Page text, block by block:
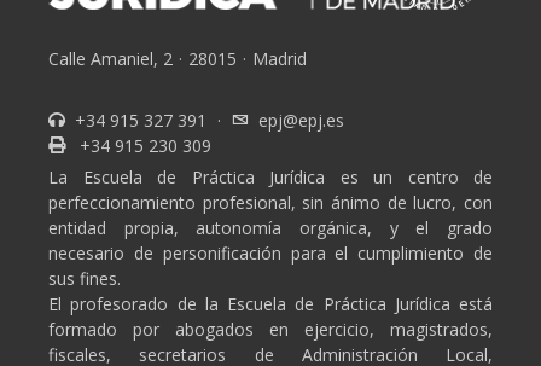
Calle Amaniel, 2 · 28015 · Madrid
+34 915 327 391 ·
epj@epj.es
+34 915 230 309
La Escuela de Práctica Jurídica es un centro de
perfeccionamiento profesional, sin ánimo de lucro, con
entidad propia, autonomía orgánica, y el grado
necesario de personificación para el cumplimiento de
sus fines.
El profesorado de la Escuela de Práctica Jurídica está
formado por abogados en ejercicio, magistrados,
fiscales, secretarios de Administración Local,